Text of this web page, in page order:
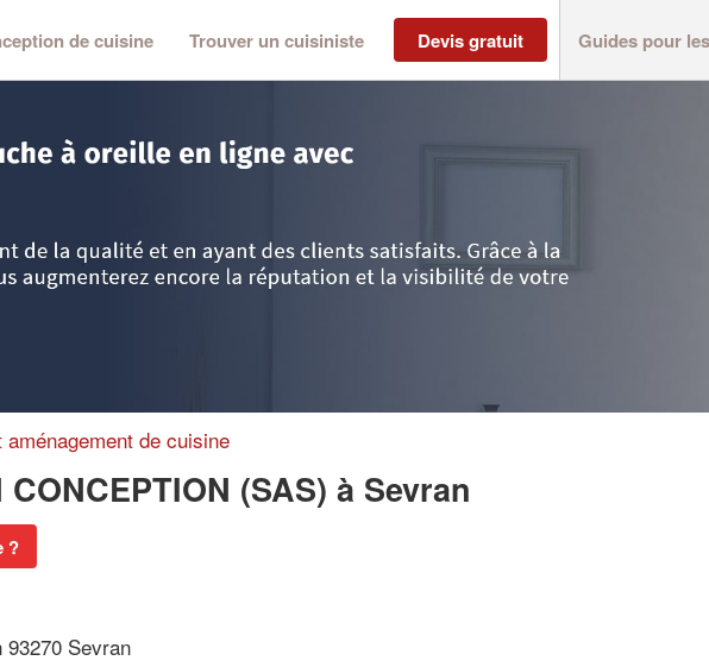
de cuisine Trouver un cuisiniste Devis gratuit Guides pour
de cuisine
(SAS) à Sevran
?
93270 Sevran